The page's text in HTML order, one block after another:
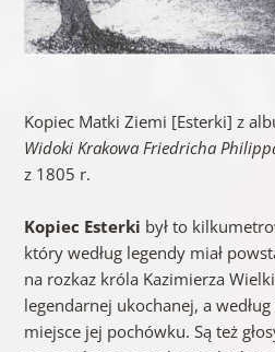
Kopiec Matki Ziemi [Esterki] z
Widoki Krakowa Friedricha
z 1805 r.
Kopiec Esterki był to
który według legendy miał
na rozkaz króla Kazimierza
legendarnej ukochanej, a
miejsce jej pochówku. Są też